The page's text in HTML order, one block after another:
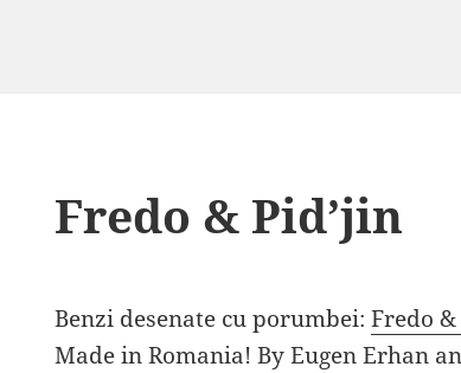
Fredo & Pid’jin
Benzi desenate cu porumbei:Fredo
Made in Romania! By Eugen Erhan